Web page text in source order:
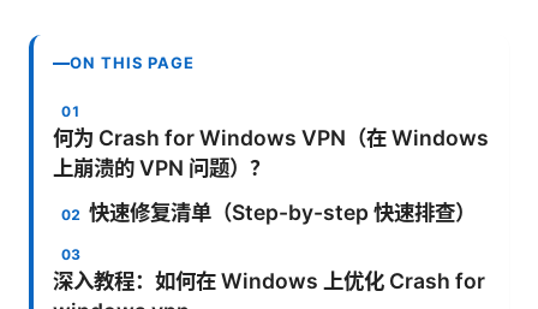
ON THIS PAGE
何为 Crash for Windows VPN（在 Windows
上崩溃的 VPN 问题）？
快速修复清单（Step-by-step 快速排查）
深入教程：如何在 Windows 上优化 Crash for